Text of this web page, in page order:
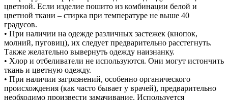
цветной. Если изделие пошито из комбинации белой и
цветной ткани – стирка при температуре не выше 40
градусов.
• При наличии на одежде различных застежек (кнопок,
молний, пуговиц), их следует предварительно расстегнуть.
Также желательно вывернуть одежду наизнанку.
• Хлор и отбеливатели не используются. Они могут истончить
ткань и цветную одежду.
• При наличии загрязнений, особенно органического
происхождения (как часто бывает у врачей), предварительно
необходимо произвести замачивание. Используется